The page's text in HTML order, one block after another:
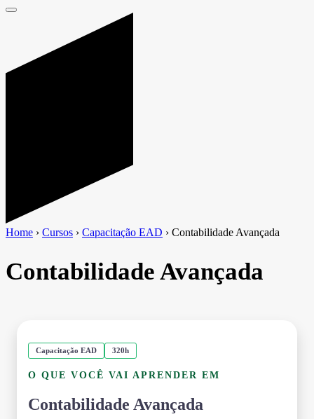
Home › Cursos › Capacitação EAD › Contabilidade Avançada
Contabilidade Avançada
Capacitação EAD 320h
O QUE VOCÊ VAI APRENDER EM
Contabilidade Avançada